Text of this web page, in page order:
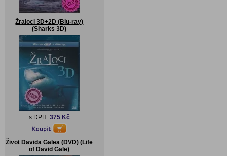
Žraloci 3D+2D (Blu-ray)
(Sharks 3D)
s DPH: 375 Kč
Život Davida Galea (DVD) (Life
of David Gale)